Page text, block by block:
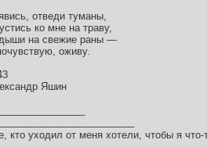
отведи туманы,
ко мне на траву,
на свежие раны —
оживу.
Яшин
кто уходил от меня хотели, чтобы я